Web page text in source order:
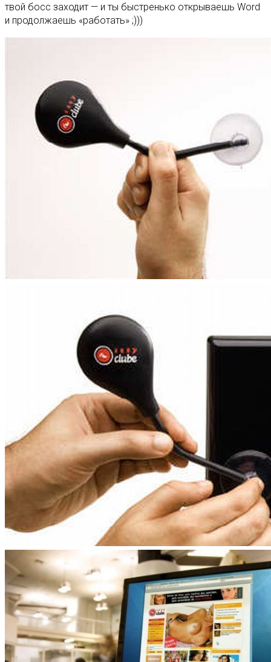
твой босс заходит — и ты быстренько открываешь Word
и продолжаешь «работать» ;)))